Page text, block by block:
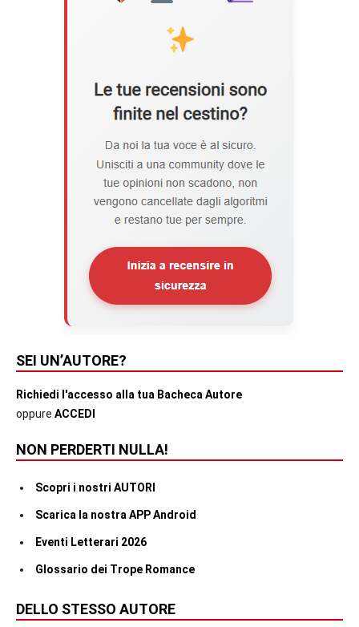
SEI UN’AUTORE?
Richiedi l'accesso alla tua Bacheca Autore
oppure ACCEDI
NON PERDERTI NULLA!
Scopri i nostri AUTORI
Scarica la nostra APP Android
Eventi Letterari 2026
Glossario dei Trope Romance
DELLO STESSO AUTORE